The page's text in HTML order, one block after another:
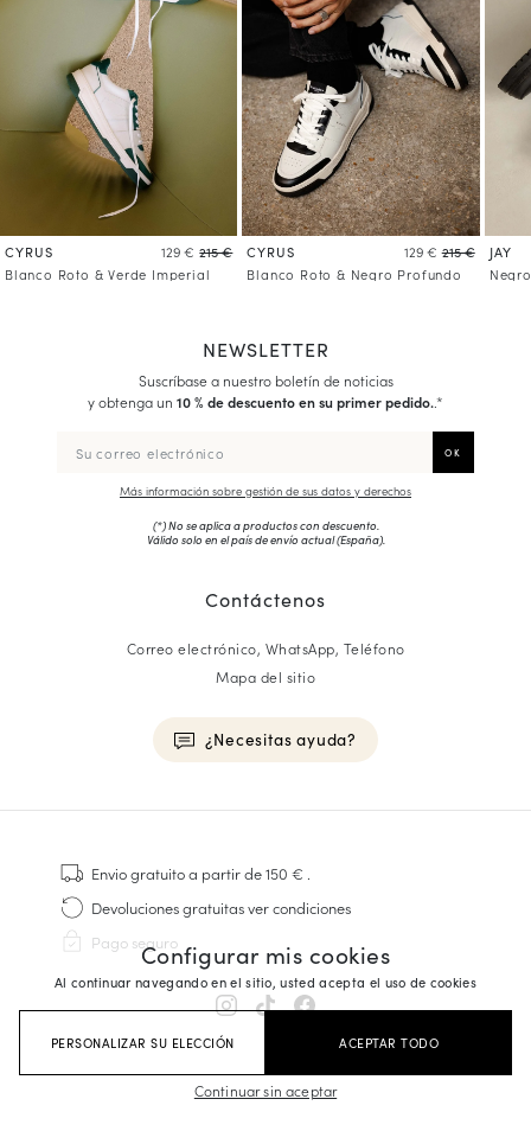
CYRUS 129 € 215 €
Blanco Roto & Verde Imperial
CYRUS 129 € 215 €
Blanco Roto & Negro Profundo
JAY
Configurar mis cookies
Al continuar navegando en el sitio, usted acepta el uso de cookies
PERSONALIZAR SU ELECCIÓN ACEPTAR TODO
Continuar sin aceptar
NEWSLETTER
Suscríbase a nuestro boletín de noticias
y obtenga un 10 % de descuento en su primer pedido..*
Más información sobre gestión de sus datos y derechos
(*) No se aplica a productos con descuento.
Válido solo en el país de envío actual (España).
Contáctenos
Correo electrónico, WhatsApp, Teléfono
Mapa del sitio
¿Necesitas ayuda?
Zapatillas
Cosido Goodyear
Derbies y Richelieu
Zapatos Richelieu Hombre
Mocasines
Sandalias y Alpargatas
Maletines Business
Envio gratuitoa partir de 150 € .
Devoluciones gratuitasver condiciones
Pago seguro